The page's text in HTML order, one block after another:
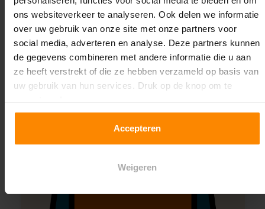
ons websiteverkeer te analyseren. Ook delen we informatie
over uw gebruik van onze site met onze partners voor
social media, adverteren en analyse. Deze partners kunnen
de gegevens combineren met andere informatie die u aan
ze heeft verstrekt of die ze hebben verzameld op basis van
uw gebruik van hun services. Druk op de knop om te
accepteren!
Accepteren
Weigeren